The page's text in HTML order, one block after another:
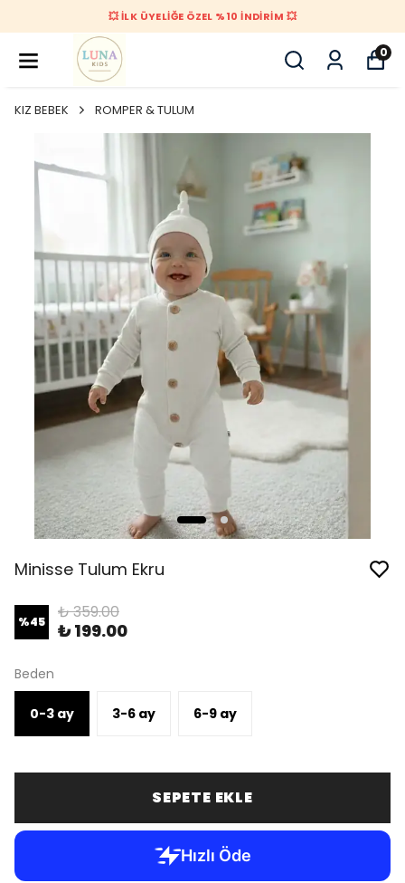
💥 İLK ÜYELİĞE ÖZEL %10 İNDİRİM 💥
0
KIZ BEBEK ROMPER & TULUM
Minisse Tulum Ekru
%45 ₺ 359.00
₺ 199.00
Beden
0-3 ay 3-6 ay 6-9 ay
SEPETE EKLE